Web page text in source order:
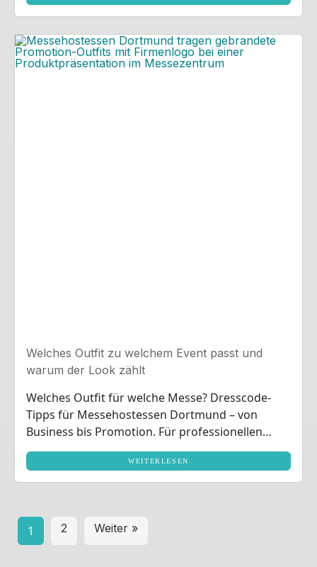
Welches Outfit zu welchem Event passt und
warum der Look zählt
Welches Outfit für welche Messe? Dresscode-
Tipps für Messehostessen Dortmund – von
Business bis Promotion. Für professionellen
Markenauftritt.
WEITERLESEN
1 2 Weiter »